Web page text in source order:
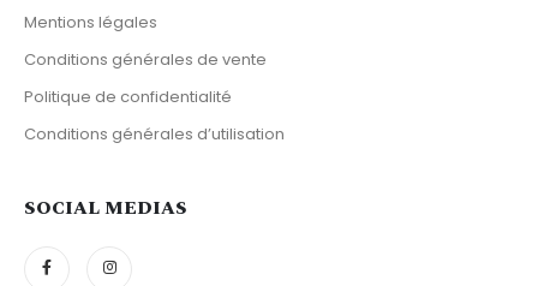
Mentions légales
Conditions générales de vente
Politique de confidentialité
Conditions générales d’utilisation
SOCIAL MEDIAS